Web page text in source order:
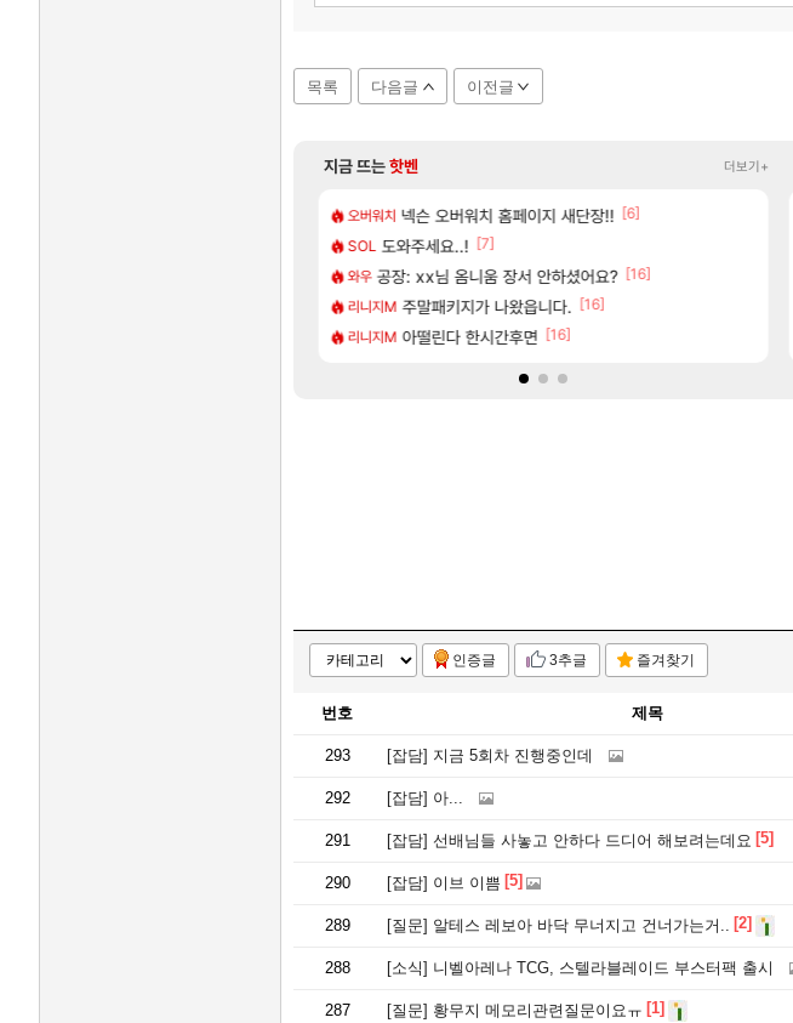
목록 다음글 이전글
지금 뜨는핫벤 더보기+
오버워치 넥슨 오버워치 홈페이지 새단장!! [6]
SOL 도와주세요..! [7]
와우 공장: xx님 옴니움 장서 안하셨어요? [16]
리니지M 주말패키지가 나왔읍니다. [16]
리니지M 아떨린다 한시간후면 [16]
비스트 모든 성소 위치 공략 (40개) - 귀환한 영혼 도전과제
리밋제로 프롤로그 테스트를 마치고.. (feat. 리아)
비스트 모든 바우에라 업그레이드 아이템 획득 위치 공략 (89개)
아스오라 카가미하라 하루 성우 정보 및 주요 필모
GTA6 8월 28일 넷플릭스에서 예고편 공개 예정
인증글 3추글 즐겨찾기
번호 제목
293 [잡담] 지금 5회차 진행중인데
292 [잡담] 아...
291 [잡담] 선배님들 사놓고 안하다 드디어 해보려는데요 [5]
290 [잡담] 이브 이쁨 [5]
289 [질문] 알테스 레보아 바닥 무너지고 건너가는거.. [2]
288 [소식] 니벨아레나 TCG, 스텔라블레이드 부스터팩 출시
287 [질문] 황무지 메모리관련질문이요ㅠ [1]